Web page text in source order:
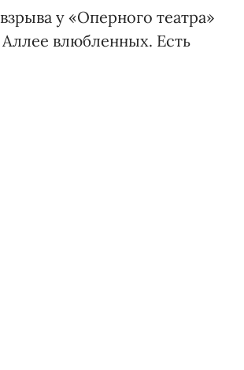
у «Оперного театра»
влюбленных. Есть